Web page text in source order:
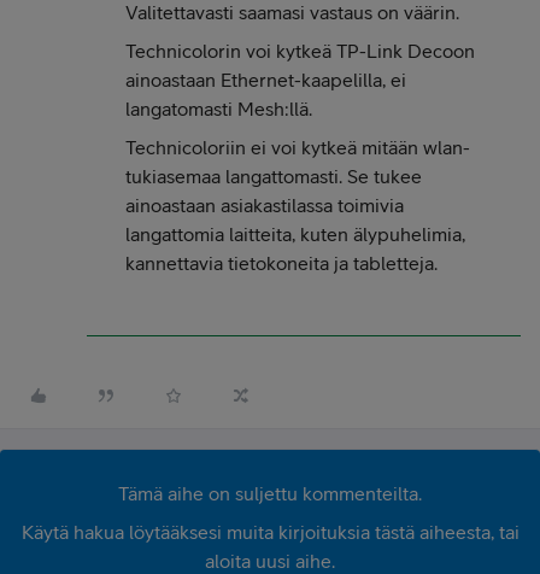
Valitettavasti saamasi vastaus on väärin.
Technicolorin voi kytkeä TP-Link Decoon
ainoastaan Ethernet-kaapelilla, ei
langatomasti Mesh:llä.
Technicoloriin ei voi kytkeä mitään wlan-
tukiasemaa langattomasti. Se tukee
ainoastaan asiakastilassa toimivia
langattomia laitteita, kuten älypuhelimia,
kannettavia tietokoneita ja tabletteja.
Tämä aihe on suljettu kommenteilta.
Käytä hakua löytääksesi muita kirjoituksia tästä aiheesta, tai
aloita uusi aihe.